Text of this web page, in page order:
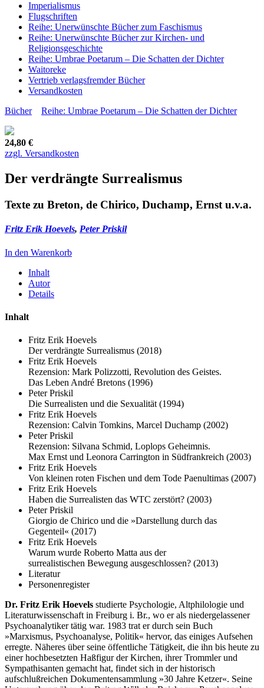
Imperialismus
Flugschriften
Reihe: Unerwünschte Bücher zum Faschismus
Reihe: Unerwünschte Bücher zur Kirchen- und
Religionsgeschichte
Reihe: Umbrae Poetarum – Die Schatten der Dichter
Waitoreke
Vertrieb verlagsfremder Bücher
Versandkosten
Bücher
Reihe: Umbrae Poetarum – Die Schatten der Dichter
24,80 €
zzgl. Versandkosten
Der verdrängte Surrealismus
Texte zu Breton, de Chirico, Duchamp, Ernst u.v.a.
Fritz Erik Hoevels, Peter Priskil
In den Warenkorb
Inhalt
Autor
Details
Inhalt
Fritz Erik Hoevels
Der verdrängte Surrealismus (2018)
Fritz Erik Hoevels
Rezension: Mark Polizzotti, Revolution des Geistes.
Das Leben André Bretons (1996)
Peter Priskil
Die Surrealisten und die Sexualität (1994)
Fritz Erik Hoevels
Rezension: Calvin Tomkins, Marcel Duchamp (2002)
Peter Priskil
Rezension: Silvana Schmid, Loplops Geheimnis.
Max Ernst und Leonora Carrington in Südfrankreich (2003)
Fritz Erik Hoevels
Von kleinen roten Fischen und dem Tode Paenultimas (2007)
Fritz Erik Hoevels
Haben die Surrealisten das WTC zerstört? (2003)
Peter Priskil
Giorgio de Chirico und die »Darstellung durch das
Gegenteil« (2017)
Fritz Erik Hoevels
Warum wurde Roberto Matta aus der
surrealistischen Bewegung ausgeschlossen? (2013)
Literatur
Personenregister
Dr. Fritz Erik Hoevels studierte Psychologie, Altphilologie und
Literaturwissenschaft in Frei­burg i. Br., wo er als niedergelassener
Psycho­analytiker tätig war. 1983 trat er durch sein Buch
»Marxismus, Psychoanalyse, Politik« her­vor, das einiges Aufsehen
erregte. Näheres über seine öffentliche Tätigkeit, die ihn bis heute zu
einer hochbesetzten Haßfigur der Kirchen, ihrer Trommler und
Sympathisanten gemacht hat, findet sich in der historisch
aufschlußreichen Dokumentensammlung »30 Jahre Ketzer«. Seine